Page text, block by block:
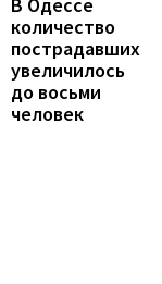
В Одессе
количество
пострадавших
увеличилось
до восьми
человек